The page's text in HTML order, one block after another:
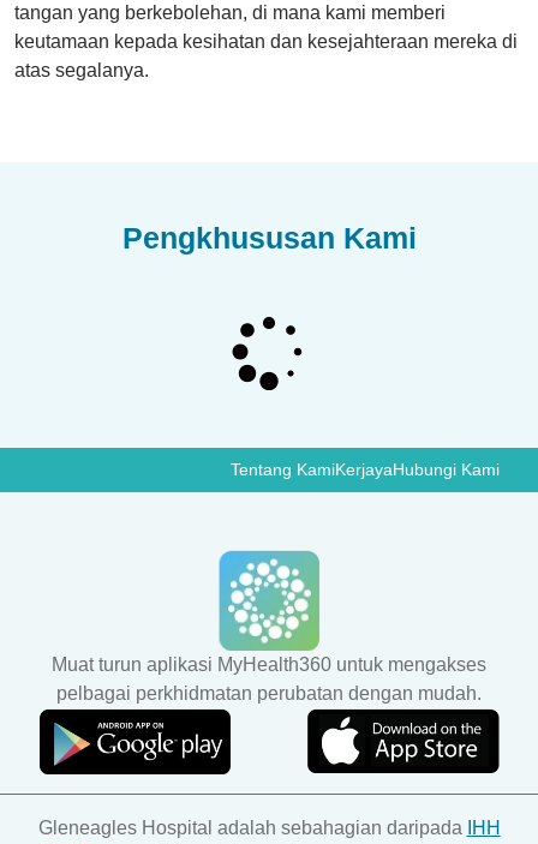
tangan yang berkebolehan, di mana kami memberi
keutamaan kepada kesihatan dan kesejahteraan mereka di
atas segalanya.
Pengkhususan Kami
Tentang KamiKerjayaHubungi Kami
Muat turun aplikasi MyHealth360 untuk mengakses
pelbagai perkhidmatan perubatan dengan mudah.
Gleneagles Hospital adalah sebahagian daripada
IHH